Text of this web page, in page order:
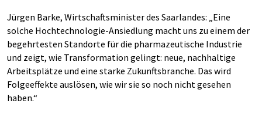
Jürgen Barke, Wirtschaftsminister des Saarlandes: „Eine
solche Hochtechnologie-Ansiedlung macht uns zu einem der
begehrtesten Standorte für die pharmazeutische Industrie
und zeigt, wie Transformation gelingt: neue, nachhaltige
Arbeitsplätze und eine starke Zukunftsbranche. Das wird
Folgeeffekte auslösen, wie wir sie so noch nicht gesehen
haben.“